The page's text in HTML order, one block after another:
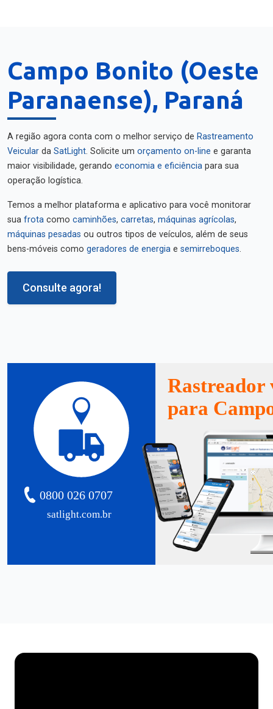
Campo Bonito (Oeste
Paranaense), Paraná
A região agora conta com o melhor serviço de Rastreamento
Veicular da SatLight. Solicite um orçamento on-line e garanta
maior visibilidade, gerando economia e eficiência para sua
operação logística.
Temos a melhor plataforma e aplicativo para você monitorar
sua frota como caminhões, carretas, máquinas agrícolas,
máquinas pesadas ou outros tipos de veículos, além de seus
bens-móveis como geradores de energia e semirreboques.
Consulte agora!
satlight.com.br
0800 026 0707
Rastreador
para